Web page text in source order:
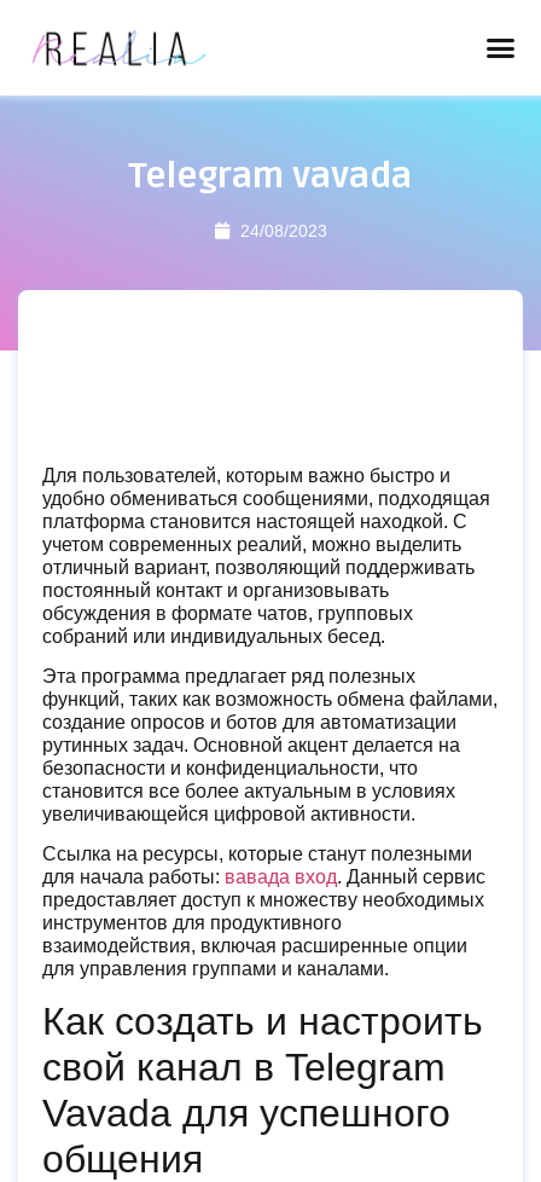
Telegram vavada
24/08/2023
Для пользователей, которым важно быстро и
удобно обмениваться сообщениями, подходящая
платформа становится настоящей находкой. С
учетом современных реалий, можно выделить
отличный вариант, позволяющий поддерживать
постоянный контакт и организовывать
обсуждения в формате чатов, групповых
собраний или индивидуальных бесед.
Эта программа предлагает ряд полезных
функций, таких как возможность обмена файлами,
создание опросов и ботов для автоматизации
рутинных задач. Основной акцент делается на
безопасности и конфиденциальности, что
становится все более актуальным в условиях
увеличивающейся цифровой активности.
Ссылка на ресурсы, которые станут полезными
для начала работы: вавада вход. Данный сервис
предоставляет доступ к множеству необходимых
инструментов для продуктивного
взаимодействия, включая расширенные опции
для управления группами и каналами.
Как создать и настроить
свой канал в Telegram
Vavada для успешного
общения